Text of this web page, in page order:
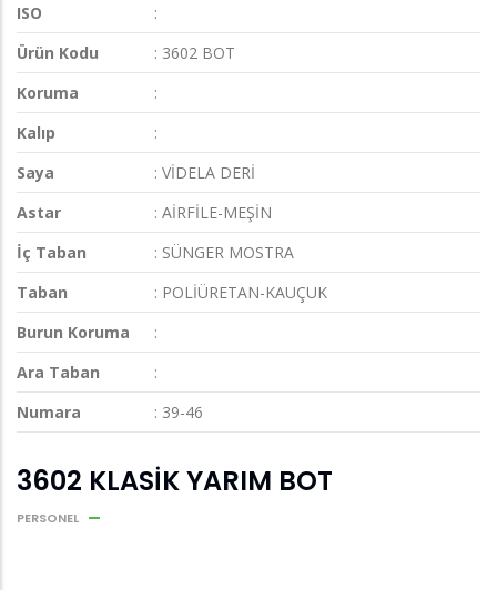
ISO
:
Ürün Kodu
: 3602 BOT
Koruma
:
Kalıp
:
Saya
: VİDELA DERİ
Astar
: AİRFİLE-MEŞİN
İç Taban
: SÜNGER MOSTRA
Taban
: POLİÜRETAN-KAUÇUK
Burun Koruma
:
Ara Taban
:
Numara
: 39-46
3602 KLASİK YARIM BOT
PERSONEL